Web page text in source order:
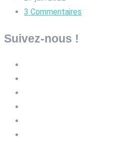
3 Commentaires
Suivez-nous !